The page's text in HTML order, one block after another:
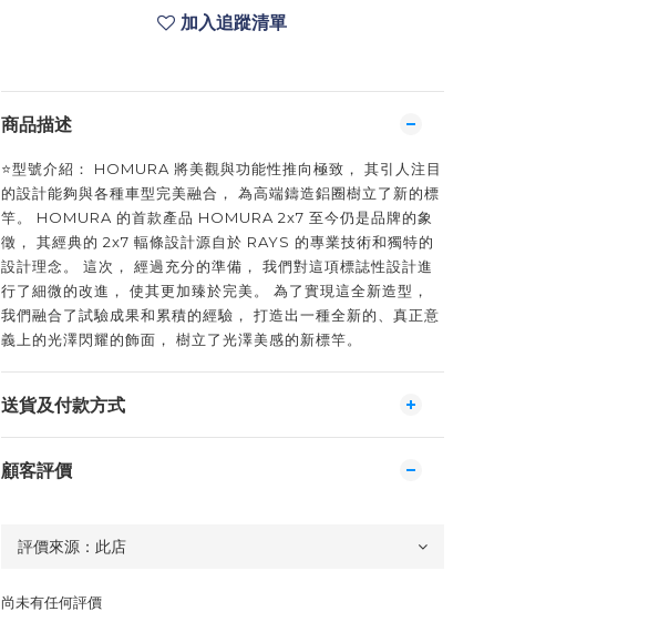
加入追蹤清單
商品描述
⭐️型號介紹： HOMURA 將美觀與功能性推向極致， 其引人注目
的設計能夠與各種車型完美融合， 為高端鑄造鋁圈樹立了新的標
竿。 HOMURA 的首款產品 HOMURA 2x7 至今仍是品牌的象
徵， 其經典的 2x7 輻條設計源自於 RAYS 的專業技術和獨特的
設計理念。 這次， 經過充分的準備， 我們對這項標誌性設計進
行了細微的改進， 使其更加臻於完美。 為了實現這全新造型，
我們融合了試驗成果和累積的經驗， 打造出一種全新的、真正意
義上的光澤閃耀的飾面， 樹立了光澤美感的新標竿。
送貨及付款方式
顧客評價
尚未有任何評價